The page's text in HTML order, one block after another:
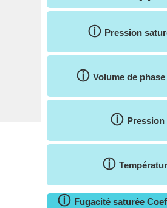
ⓘ Pression
ⓘ Volume de
ⓘ Pression
ⓘ
ⓘ Fugacité saturée